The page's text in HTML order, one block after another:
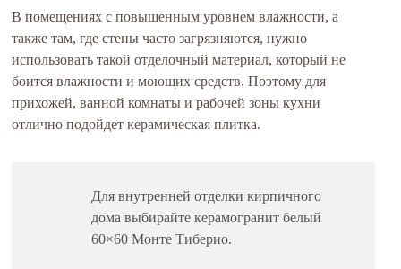
В помещениях с повышенным уровнем влажности, а
также там, где стены часто загрязняются, нужно
использовать такой отделочный материал, который не
боится влажности и моющих средств. Поэтому для
прихожей, ванной комнаты и рабочей зоны кухни
отлично подойдет керамическая плитка.
Для внутренней отделки кирпичного
дома выбирайте керамогранит белый
60×60 Монте Тиберио.